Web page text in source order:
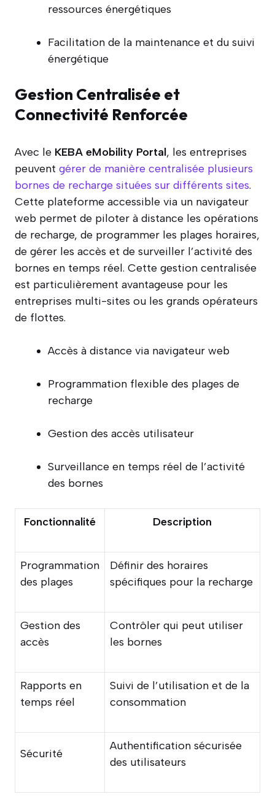
ressources énergétiques
Facilitation de la maintenance et du suivi
énergétique
Gestion Centralisée et
Connectivité Renforcée
Avec le KEBA eMobility Portal, les entreprises
peuvent gérer de manière centralisée plusieurs
bornes de recharge situées sur différents sites.
Cette plateforme accessible via un navigateur
web permet de piloter à distance les opérations
de recharge, de programmer les plages horaires,
de gérer les accès et de surveiller l’activité des
bornes en temps réel. Cette gestion centralisée
est particulièrement avantageuse pour les
entreprises multi-sites ou les grands opérateurs
de flottes.
Accès à distance via navigateur web
Programmation flexible des plages de
recharge
Gestion des accès utilisateur
Surveillance en temps réel de l’activité
des bornes
Fonctionnalité Description
Programmation
des plages
Définir des horaires
spécifiques pour la recharge
Gestion des
accès
Contrôler qui peut utiliser
les bornes
Rapports en
temps réel
Suivi de l’utilisation et de la
consommation
Sécurité
Authentification sécurisée
des utilisateurs